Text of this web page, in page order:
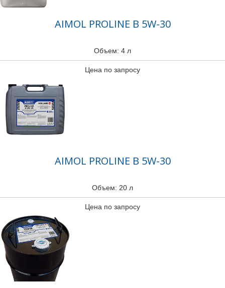
AIMOL PROLINE B 5W-30
Объем: 4 л
Цена по запросу
AIMOL PROLINE B 5W-30
Объем: 20 л
Цена по запросу